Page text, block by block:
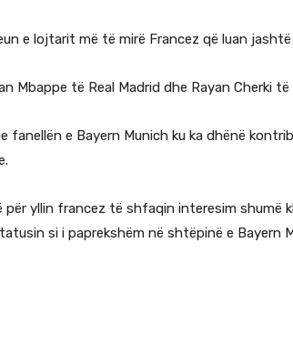
e lojtarit më të mirë Francez që luan
Mbappe të Real Madrid dhe Rayan Cherki
fanellën e Bayern Munich ku ka dhënë
për yllin francez të shfaqin interesim shumë
si i paprekshëm në shtëpinë e Bayern